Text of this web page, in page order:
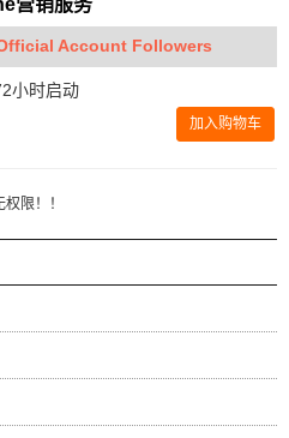
Account Followers
小时启动
加入购物车
权限！！